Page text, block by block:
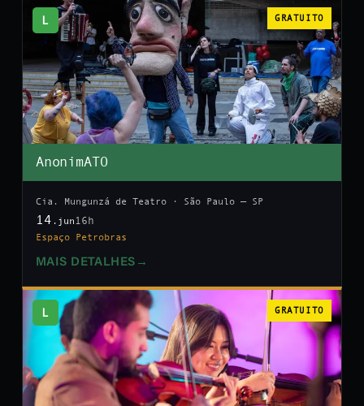
L GRATUITO
AnonimATO
Cia. Mungunzá de Teatro · São Paulo — SP
14 .jun 16h
Espaço Petrobras
MAIS DETALHES →
L GRATUITO